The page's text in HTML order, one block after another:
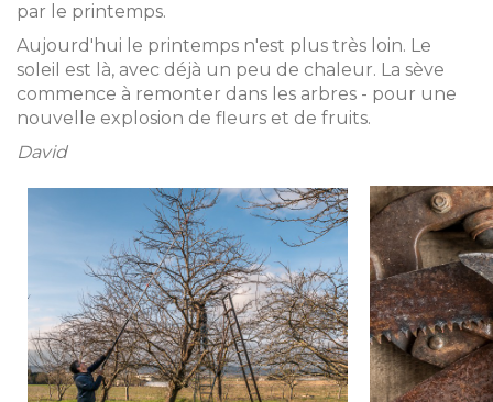
par le printemps.
Aujourd'hui le printemps n'est plus très loin. Le
soleil est là, avec déjà un peu de chaleur. La sève
commence à remonter dans les arbres - pour une
nouvelle explosion de fleurs et de fruits.
David